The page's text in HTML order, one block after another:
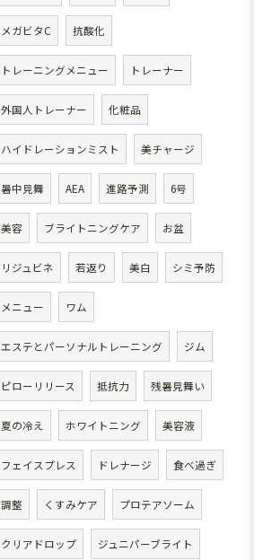
メガビタC 抗酸化
トレーニングメニュー トレーナー
外国人トレーナー 化粧品
ハイドレーションミスト 美チャージ
暑中見舞 AEA 進路予測 6号
美容 ブライトニングケア お盆
リジュビネ 若返り 美白 シミ予防
メニュー ワム
エステとパーソナルトレーニング ジム
ピローリリース 抵抗力 残暑見舞い
夏の冷え ホワイトニング 美容液
フェイスプレス ドレナージ 食べ過ぎ
調整 くすみケア プロテアソーム
クリアドロップ ジュニパーブライト